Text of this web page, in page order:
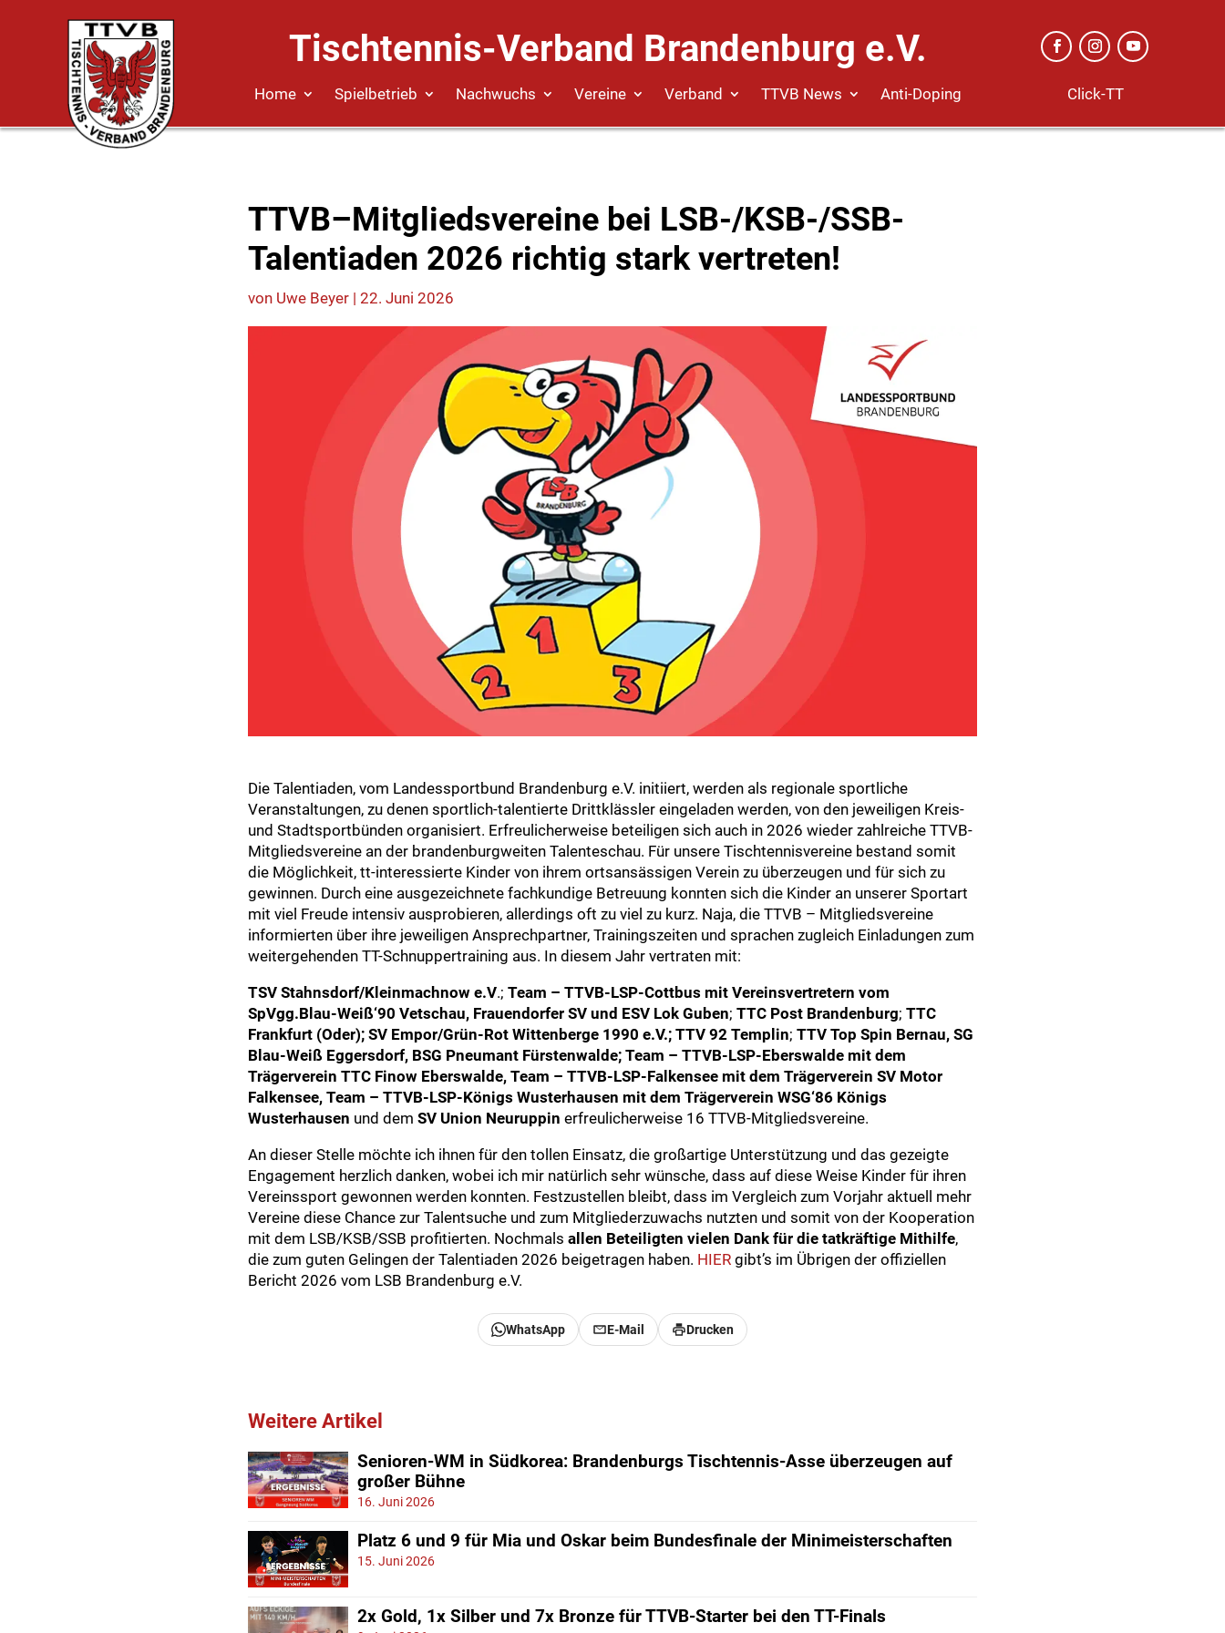
Tischtennis-Verband Brandenburg e.V.
Home Spielbetrieb Nachwuchs Vereine Verband TTVB News Anti-Doping Click-TT
TTVB–Mitgliedsvereine bei LSB-/KSB-/SSB-
Talentiaden 2026 richtig stark vertreten!
von Uwe Beyer | 22. Juni 2026
Die Talentiaden, vom Landessportbund Brandenburg e.V. initiiert, werden als regionale sportliche
Veranstaltungen, zu denen sportlich-talentierte Drittklässler eingeladen werden, von den jeweiligen Kreis-
und Stadtsportbünden organisiert. Erfreulicherweise beteiligen sich auch in 2026 wieder zahlreiche TTVB-
Mitgliedsvereine an der brandenburgweiten Talenteschau. Für unsere Tischtennisvereine bestand somit
die Möglichkeit, tt-interessierte Kinder von ihrem ortsansässigen Verein zu überzeugen und für sich zu
gewinnen. Durch eine ausgezeichnete fachkundige Betreuung konnten sich die Kinder an unserer Sportart
mit viel Freude intensiv ausprobieren, allerdings oft zu viel zu kurz. Naja, die TTVB – Mitgliedsvereine
informierten über ihre jeweiligen Ansprechpartner, Trainingszeiten und sprachen zugleich Einladungen zum
weitergehenden TT-Schnuppertraining aus. In diesem Jahr vertraten mit:
TSV Stahnsdorf/Kleinmachnow e.V.; Team – TTVB-LSP-Cottbus mit Vereinsvertretern vom
SpVgg.Blau-Weiß‘90 Vetschau, Frauendorfer SV und ESV Lok Guben; TTC Post Brandenburg; TTC
Frankfurt (Oder); SV Empor/Grün-Rot Wittenberge 1990 e.V.; TTV 92 Templin; TTV Top Spin Bernau, SG
Blau-Weiß Eggersdorf, BSG Pneumant Fürstenwalde; Team – TTVB-LSP-Eberswalde mit dem
Trägerverein TTC Finow Eberswalde, Team – TTVB-LSP-Falkensee mit dem Trägerverein SV Motor
Falkensee, Team – TTVB-LSP-Königs Wusterhausen mit dem Trägerverein WSG‘86 Königs
Wusterhausen und dem SV Union Neuruppin erfreulicherweise 16 TTVB-Mitgliedsvereine.
An dieser Stelle möchte ich ihnen für den tollen Einsatz, die großartige Unterstützung und das gezeigte
Engagement herzlich danken, wobei ich mir natürlich sehr wünsche, dass auf diese Weise Kinder für ihren
Vereinssport gewonnen werden konnten. Festzustellen bleibt, dass im Vergleich zum Vorjahr aktuell mehr
Vereine diese Chance zur Talentsuche und zum Mitgliederzuwachs nutzten und somit von der Kooperation
mit dem LSB/KSB/SSB profitierten. Nochmals allen Beteiligten vielen Dank für die tatkräftige Mithilfe,
die zum guten Gelingen der Talentiaden 2026 beigetragen haben. HIER gibt’s im Übrigen der offiziellen
Bericht 2026 vom LSB Brandenburg e.V.
WhatsApp E-Mail Drucken
Weitere Artikel
Senioren-WM in Südkorea: Brandenburgs Tischtennis-Asse überzeugen auf
großer Bühne
16. Juni 2026
Platz 6 und 9 für Mia und Oskar beim Bundesfinale der Minimeisterschaften
15. Juni 2026
2x Gold, 1x Silber und 7x Bronze für TTVB-Starter bei den TT-Finals